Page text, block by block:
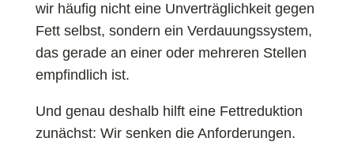
wir häufig nicht eine Unverträglichkeit gegen
Fett selbst, sondern ein Verdauungssystem,
das gerade an einer oder mehreren Stellen
empfindlich ist.
Und genau deshalb hilft eine Fettreduktion
zunächst: Wir senken die Anforderungen.